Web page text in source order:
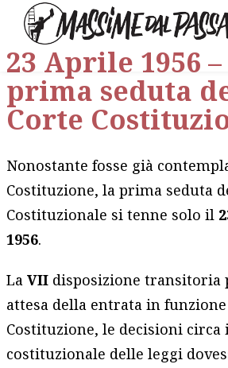
23 Aprile 1956
prima seduta
Corte
Nonostante fosse già
Costituzione, la prima seduta
Costituzionale si tenne solo il
1956.
LaVII disposizione transitoria
attesa della entrata in
Costituzione, le decisioni
costituzionale delle leggi